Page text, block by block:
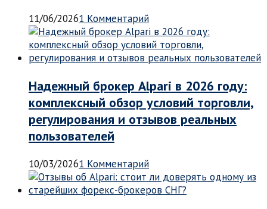
11/06/20261 Комментарий
Надежный брокер Alpari в 2026 году:
комплексный обзор условий торговли,
регулирования и отзывов реальных
пользователей
10/03/20261 Комментарий